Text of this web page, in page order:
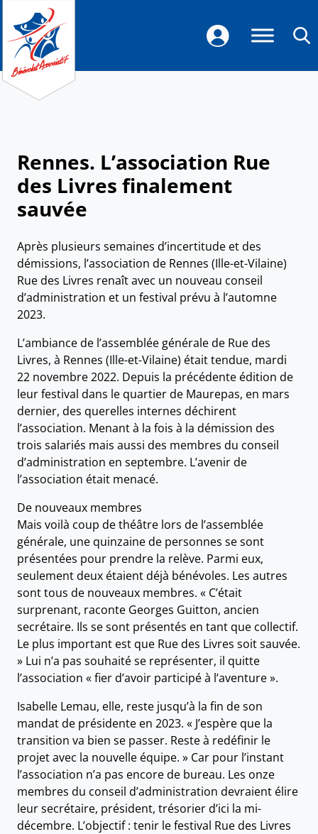
Rennes. L’association Rue
des Livres finalement
sauvée
Après plusieurs semaines d’incertitude et des
démissions, l’association de Rennes (Ille-et-Vilaine)
Rue des Livres renaît avec un nouveau conseil
d’administration et un festival prévu à l’automne
2023.
L’ambiance de l’assemblée générale de Rue des
Livres, à Rennes (Ille-et-Vilaine) était tendue, mardi
22 novembre 2022. Depuis la précédente édition de
leur festival dans le quartier de Maurepas, en mars
dernier, des querelles internes déchirent
l’association. Menant à la fois à la démission des
trois salariés mais aussi des membres du conseil
d’administration en septembre. L’avenir de
l’association était menacé.
De nouveaux membres
Mais voilà coup de théâtre lors de l’assemblée
générale, une quinzaine de personnes se sont
présentées pour prendre la relève. Parmi eux,
seulement deux étaient déjà bénévoles. Les autres
sont tous de nouveaux membres. « C’était
surprenant, raconte Georges Guitton, ancien
secrétaire. Ils se sont présentés en tant que collectif.
Le plus important est que Rue des Livres soit sauvée.
» Lui n’a pas souhaité se représenter, il quitte
l’association « fier d’avoir participé à l’aventure ».
Isabelle Lemau, elle, reste jusqu’à la fin de son
mandat de présidente en 2023. « J’espère que la
transition va bien se passer. Reste à redéfinir le
projet avec la nouvelle équipe. » Car pour l’instant
l’association n’a pas encore de bureau. Les onze
membres du conseil d’administration devraient élire
leur secrétaire, président, trésorier d’ici la mi-
décembre. L’objectif : tenir le festival Rue des Livres